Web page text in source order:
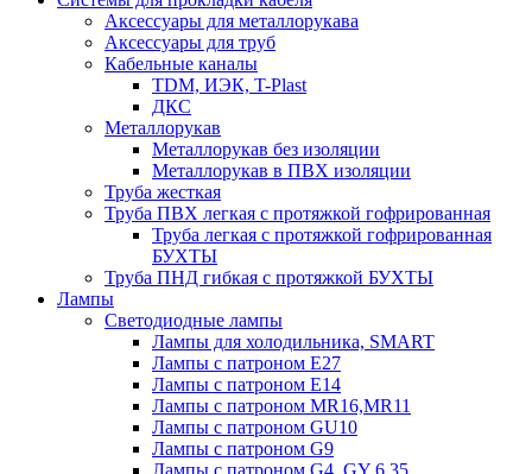
Аксессуары для металлорукава
Аксессуары для труб
Кабельные каналы
TDM, ИЭК, T-Plast
ДКС
Металлорукав
Металлорукав без изоляции
Металлорукав в ПВХ изоляции
Труба жесткая
Труба ПВХ легкая с протяжкой гофрированная
Труба легкая с протяжкой гофрированная
БУХТЫ
Труба ПНД гибкая с протяжкой БУХТЫ
Лампы
Светодиодные лампы
Лампы для холодильника, SMART
Лампы с патроном E27
Лампы с патроном Е14
Лампы с патроном MR16,MR11
Лампы с патроном GU10
Лампы с патроном G9
Лампы с патроном G4, GY 6.35